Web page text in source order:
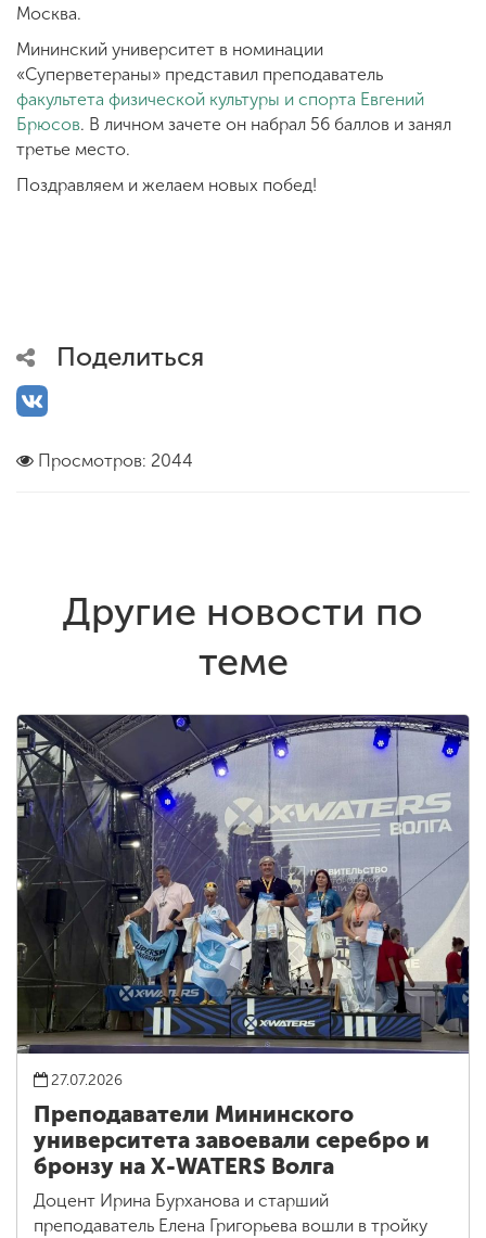
Москва.
Мининский университет в номинации
«Суперветераны» представил преподаватель
факультета физической культуры и спорта Евгений
Брюсов. В личном зачете он набрал 56 баллов и занял
третье место.
Поздравляем и желаем новых побед!
Поделиться
Просмотров: 2044
Другие новости по
теме
27.07.2026
Преподаватели Мининского
университета завоевали серебро и
бронзу на X-WATERS Волга
Доцент Ирина Бурханова и старший
преподаватель Елена Григорьева вошли в тройку